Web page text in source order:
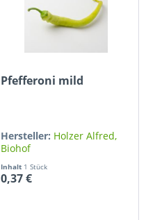
Pfefferoni mild
Hersteller: Holzer Alfred,
Biohof
Inhalt 1 Stück
0,37 €